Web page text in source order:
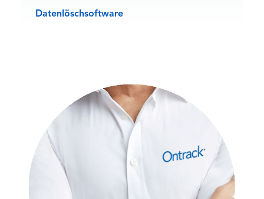
Datenlöschsoftware